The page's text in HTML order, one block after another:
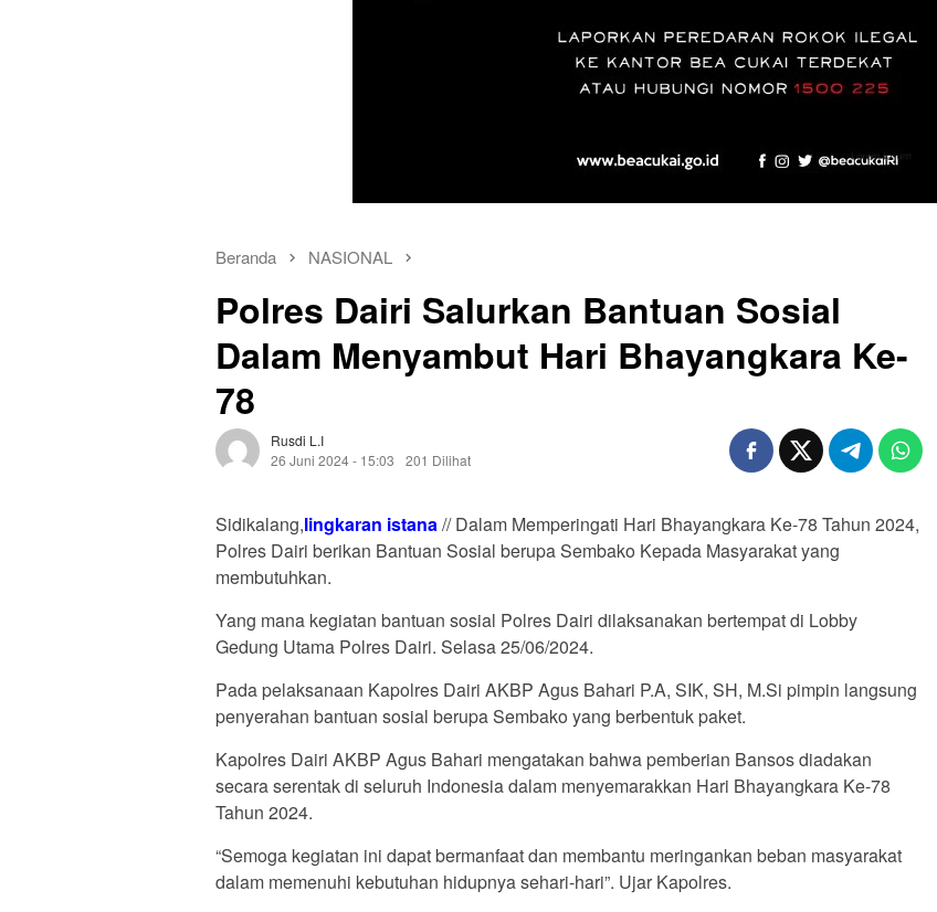
Beranda NASIONAL
Polres Dairi Salurkan Bantuan Sosial
Dalam Menyambut Hari Bhayangkara Ke-
78
Rusdi L.i
26 Juni 2024 - 15:03
201 Dilihat
Sidikalang,lingkaran istana// Dalam Memperingati Hari Bhayangkara Ke-78 Tahun 2024,
Polres Dairi berikan Bantuan Sosial berupa Sembako Kepada Masyarakat yang
membutuhkan.
Yang mana kegiatan bantuan sosial Polres Dairi dilaksanakan bertempat di Lobby
Gedung Utama Polres Dairi. Selasa 25/06/2024.
Pada pelaksanaan Kapolres Dairi AKBP Agus Bahari P.A, SIK, SH, M.Si pimpin langsung
penyerahan bantuan sosial berupa Sembako yang berbentuk paket.
Kapolres Dairi AKBP Agus Bahari mengatakan bahwa pemberian Bansos diadakan
secara serentak di seluruh Indonesia dalam menyemarakkan Hari Bhayangkara Ke-78
Tahun 2024.
“Semoga kegiatan ini dapat bermanfaat dan membantu meringankan beban masyarakat
dalam memenuhi kebutuhan hidupnya sehari-hari”. Ujar Kapolres.